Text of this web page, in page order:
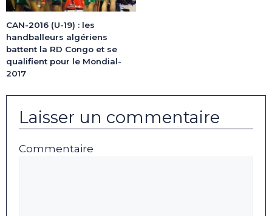
CAN-2016 (U-19) : les
handballeurs algériens
battent la RD Congo et se
qualifient pour le Mondial-
2017
Laisser un commentaire
Commentaire